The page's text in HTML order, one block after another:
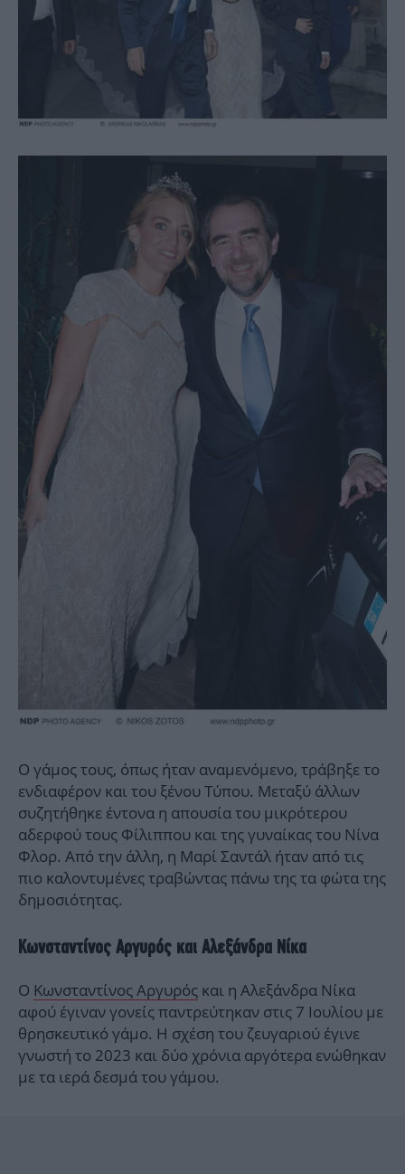
Ο γάμος τους, όπως ήταν αναμενόμενο, τράβηξε το
ενδιαφέρον και του ξένου Τύπου. Μεταξύ άλλων
συζητήθηκε έντονα η απουσία του μικρότερου
αδερφού τους Φίλιππου και της γυναίκας του Νίνα
Φλορ. Από την άλλη, η Μαρί Σαντάλ ήταν από τις
πιο καλοντυμένες τραβώντας πάνω της τα φώτα της
δημοσιότητας.
Κωνσταντίνος Αργυρός και Αλεξάνδρα Νίκα
Ο Κωνσταντίνος Αργυρός και η Αλεξάνδρα Νίκα
αφού έγιναν γονείς παντρεύτηκαν στις 7 Ιουλίου με
θρησκευτικό γάμο. Η σχέση του ζευγαριού έγινε
γνωστή το 2023 και δύο χρόνια αργότερα ενώθηκαν
με τα ιερά δεσμά του γάμου.